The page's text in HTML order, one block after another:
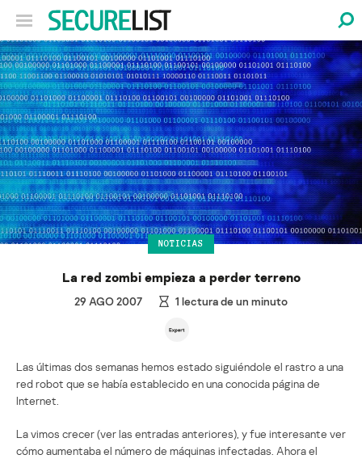
NOTICIAS
La red zombi empieza a perder terreno
29 AGO 2007 1 lectura de un minuto
Las últimas dos semanas hemos estado siguiéndole el rastro a una
red robot que se había establecido en una conocida página de
Internet.
La vimos crecer (ver las entradas anteriores), y fue interesante ver
cómo aumentaba el número de máquinas infectadas. Ahora el